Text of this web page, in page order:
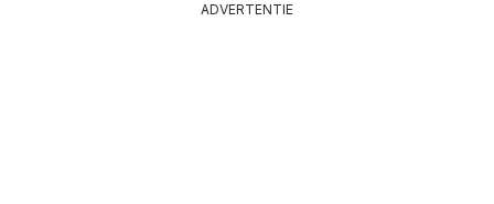
ADVERTENTIE